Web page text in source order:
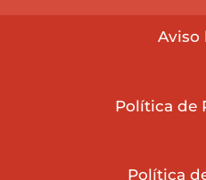
Aviso
Política de
Política